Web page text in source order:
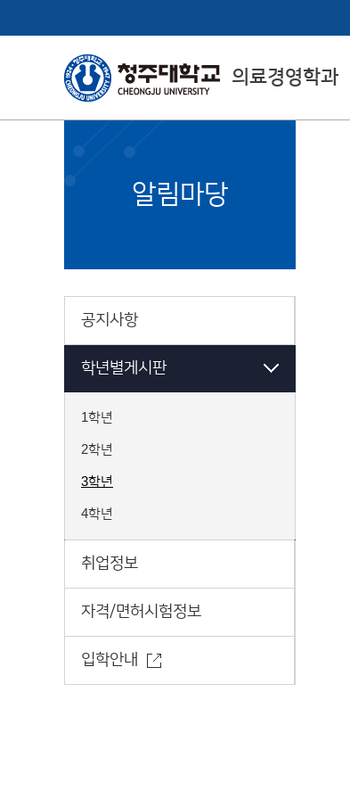
의료경영학과
College of Health
& Medical Sciences
알림마당
공지사항
학년별게시판
1학년
2학년
3학년
4학년
취업정보
자격/면허시험정보
입학안내